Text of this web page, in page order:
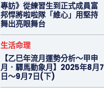
專訪》從練習生到正式成員富
邦悍將啦啦隊「維心」用堅持
舞出亮眼舞台
生活命理
【乙巳年流月運勢分析～甲申
月．驛馬動象月】2025年8月7
日～9月7日(下)